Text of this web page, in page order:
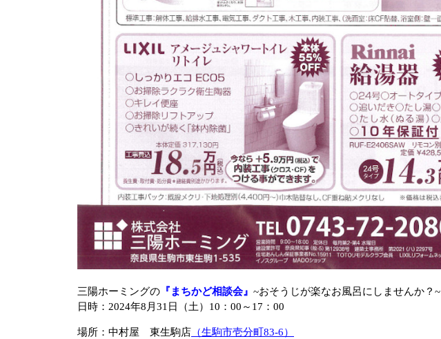
三陽ホーミングの 『まちかど相談会』 ~おそうじが楽なお風呂にしませんか？~
日時：2024年8月31日（土）10：00～17：00
場所：中村屋 東生駒店 （生駒市壱分町83-6）